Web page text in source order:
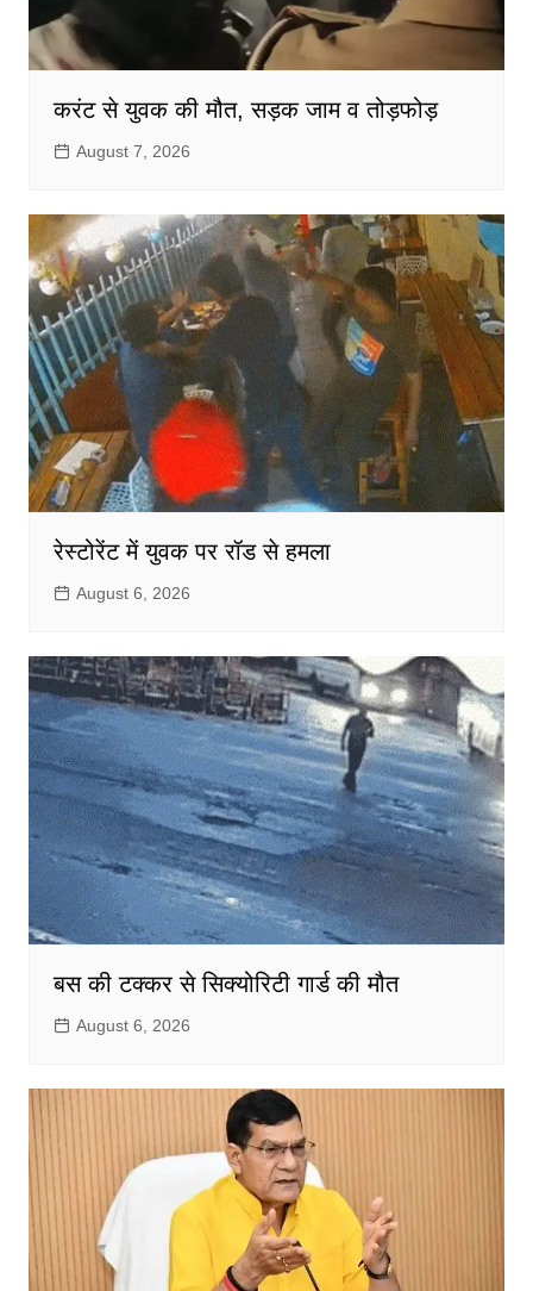
करंट से युवक की मौत, सड़क जाम व तोड़फोड़
August 7, 2026
रेस्टोरेंट में युवक पर रॉड से हमला
August 6, 2026
बस की टक्कर से सिक्योरिटी गार्ड की मौत
August 6, 2026